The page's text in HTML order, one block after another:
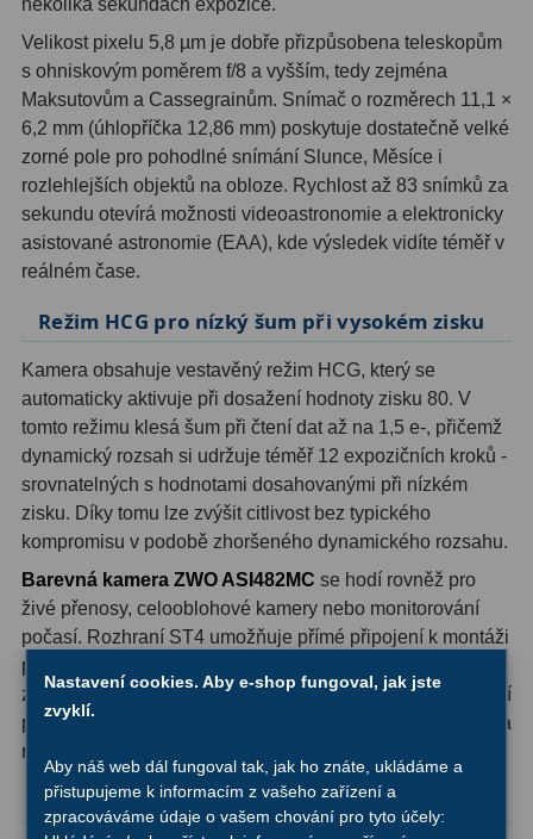
Barlow čočky65
Barlow 2x38
Barlow 3x12
Barlow 4x
Barlow 5x 8
Hledáčky 28
Optické hledáčky15
Red Dot hledáčky6
Sluneční hledáčky3
Příslušenství54
Redukce 1,25" a 2" 17
Svítilny
Čištění28
Binohlavy3
několika sekundách expozice.
Velikost pixelu 5,8 µm je dobře přizpůsobena teleskopům
s ohniskovým poměrem f/8 a vyšším, tedy zejména
Maksutovům a Cassegrainům. Snímač o rozměrech 11,1 ×
6,2 mm (úhlopříčka 12,86 mm) poskytuje dostatečně velké
zorné pole pro pohodlné snímání Slunce, Měsíce i
rozlehlejších objektů na obloze. Rychlost až 83 snímků za
sekundu otevírá možnosti videoastronomie a elektronicky
asistované astronomie (EAA), kde výsledek vidíte téměř v
reálném čase.
Režim HCG pro nízký šum při vysokém zisku
Kamera obsahuje vestavěný režim HCG, který se
automaticky aktivuje při dosažení hodnoty zisku 80. V
tomto režimu klesá šum při čtení dat až na 1,5 e-, přičemž
dynamický rozsah si udržuje téměř 12 expozičních kroků -
srovnatelných s hodnotami dosahovanými při nízkém
zisku. Díky tomu lze zvýšit citlivost bez typického
kompromisu v podobě zhoršeného dynamického rozsahu.
Barevná kamera ZWO ASI482MC se hodí rovněž pro
živé přenosy, celooblohové kamery nebo monitorování
počasí. Rozhraní ST4 umožňuje přímé připojení k montáži
pro autoguiding, USB 3.0 zajišťuje rychlý přenos dat a je
zpětně kompatibilní s USB 2.0. Ochranný filtr AR propouští
plné spektrum včetně infračerveného záření, takže kamera
neomezuje použití IR filtrů.
Technické parametry
Nastavení cookies. Aby e-shop fungoval, jak jste
zvyklí.
Aby náš web dál fungoval tak, jak ho znáte, ukládáme a
přistupujeme k informacím z vašeho zařízení a
zpracováváme údaje o vašem chování pro tyto účely: